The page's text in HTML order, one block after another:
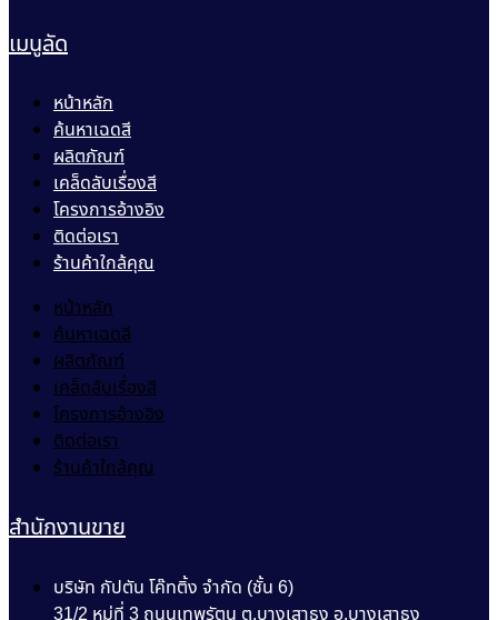
เมนูลัด
หน้าหลัก
ค้นหาเฉดสี
ผลิตภัณฑ์
เคล็ดลับเรื่องสี
โครงการอ้างอิง
ติดต่อเรา
ร้านค้าใกล้คุณ
หน้าหลัก
ค้นหาเฉดสี
ผลิตภัณฑ์
เคล็ดลับเรื่องสี
โครงการอ้างอิง
ติดต่อเรา
ร้านค้าใกล้คุณ
สำนักงานขาย
บริษัท กัปตัน โค๊ทติ้ง จำกัด (ชั้น 6)
31/2 หมู่ที่ 3 ถนนเทพรัตน ต.บางเสาธง อ.บางเสาธง